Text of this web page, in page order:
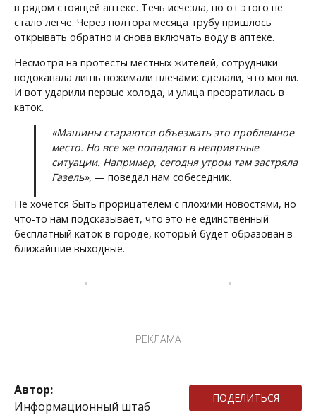
в рядом стоящей аптеке. Течь исчезла, но от этого не
стало легче. Через полтора месяца трубу пришлось
открывать обратно и снова включать воду в аптеке.
Несмотря на протесты местных жителей, сотрудники
водоканала лишь пожимали плечами: сделали, что могли.
И вот ударили первые холода, и улица превратилась в
каток.
«Машины стараются объезжать это проблемное
место. Но все же попадают в неприятные
ситуации. Например, сегодня утром там застряла
Газель», — поведал нам собеседник.
Не хочется быть прорицателем с плохими новостями, но
что-то нам подсказывает, что это не единственный
бесплатный каток в городе, который будет образован в
ближайшие выходные.
РЕКЛАМА
Автор:
Информационный штаб
ПОДЕЛИТЬСЯ